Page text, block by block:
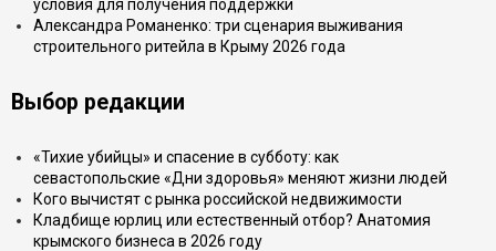
условия для получения поддержки
Александра Романенко: три сценария выживания
строительного ритейла в Крыму 2026 года
Выбор редакции
«Тихие убийцы» и спасение в субботу: как
севастопольские «Дни здоровья» меняют жизни людей
Кого вычистят с рынка российской недвижимости
Кладбище юрлиц или естественный отбор? Анатомия
крымского бизнеса в 2026 году